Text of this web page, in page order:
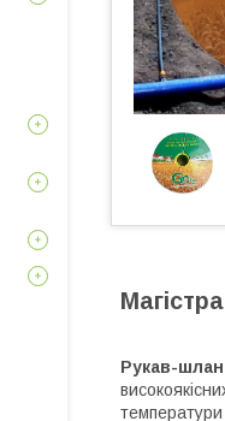
Рукав-
температури